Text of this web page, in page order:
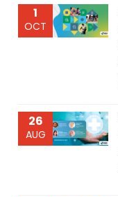
1
OCT
26
AUG